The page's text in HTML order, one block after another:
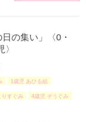
の集い」〈0・
1歳児 あひる組
りすぐみ 4歳児 ぞうぐみ